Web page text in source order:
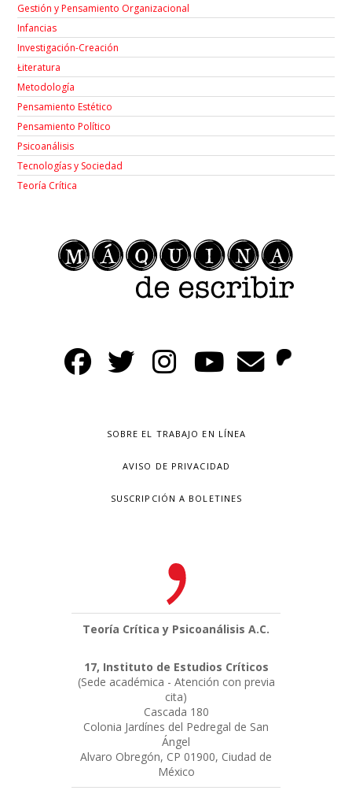
Gestión y Pensamiento Organizacional
Infancias
Investigación-Creación
Łiteratura
Metodología
Pensamiento Estético
Pensamiento Político
Psicoanálisis
Tecnologías y Sociedad
Teoría Crítica
SOBRE EL TRABAJO EN LÍNEA
AVISO DE PRIVACIDAD
SUSCRIPCIÓN A BOLETINES
Teoría Crítica y Psicoanálisis A.C.
17, Instituto de Estudios Críticos
(Sede académica - Atención con previa
cita)
Cascada 180
Colonia Jardínes del Pedregal de San
Ángel
Alvaro Obregón, CP 01900, Ciudad de
México